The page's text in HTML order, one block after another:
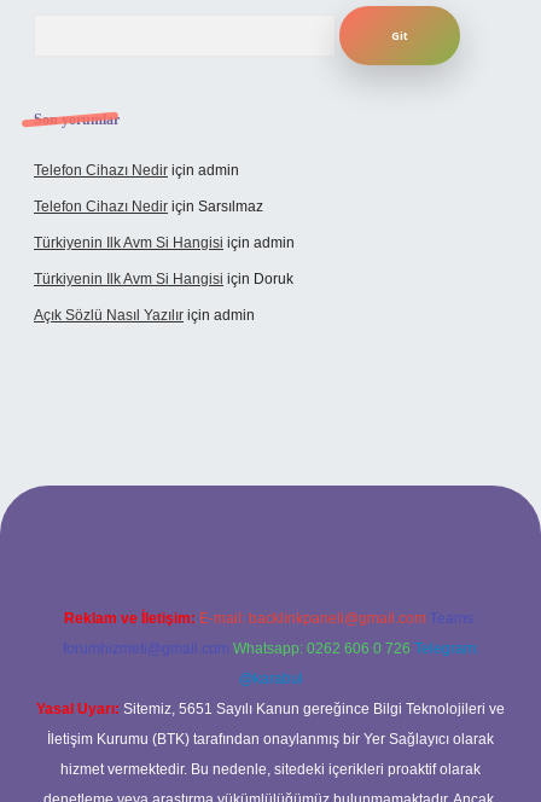
Son yorumlar
Telefon Cihazı Nedir için admin
Telefon Cihazı Nedir için Sarsılmaz
Türkiyenin Ilk Avm Si Hangisi için admin
Türkiyenin Ilk Avm Si Hangisi için Doruk
Açık Sözlü Nasıl Yazılır için admin
Reklam ve İletişim: E-mail: backlinkpaneli@gmail.com Teams:
forumhizmeti@gmail.com Whatsapp: 0262 606 0 726 Telegram:
@karabul
Yasal Uyarı: Sitemiz, 5651 Sayılı Kanun gereğince Bilgi Teknolojileri ve
İletişim Kurumu (BTK) tarafından onaylanmış bir Yer Sağlayıcı olarak
hizmet vermektedir. Bu nedenle, sitedeki içerikleri proaktif olarak